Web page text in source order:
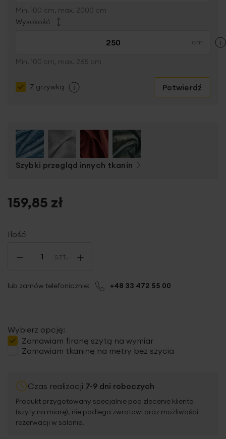
Min. 100 cm, max. 2000 cm
Wysokość
Min. 100 cm, max. 265 cm
Z grzywką Potwierdź
Szybki przegląd innych tkanin
159,85 zł
Ilość
- szt. +
lub zamów telefonicznie: +48 33 472 55 00
Wybierz opcję:
Zamawiam firanę szytą na wymiar
Zamawiam tkaninę na metry bez szycia
Czas realizacji 7-9 dni roboczych
Produkt przygotowany specjalnie pod zlecenie klienta
(szyty na miarę), nie podlega zwrotowi oraz możliwości
rezerwacji w salonie.